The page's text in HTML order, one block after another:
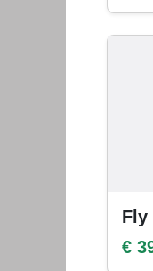
Fly
€